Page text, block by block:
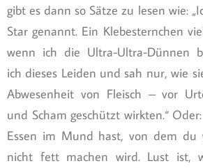
gibt es dann so Sätze zu lesen wie:
Star genannt. Ein Klebesternchen
wenn ich die Ultra-Ultra-Dünnen
ich dieses Leiden und sah nur, wie
Abwesenheit von Fleisch – vor
und Scham geschützt wirkten.“
Essen im Mund hast, von dem du
nicht fett machen wird. Lust ist,